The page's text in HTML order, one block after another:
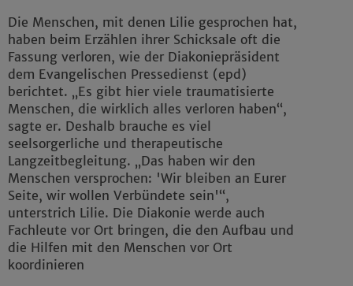
Die Menschen, mit denen Lilie gesprochen hat,
haben beim Erzählen ihrer Schicksale oft die
Fassung verloren, wie der Diakoniepräsident
dem Evangelischen Pressedienst (epd)
berichtet. „Es gibt hier viele traumatisierte
Menschen, die wirklich alles verloren haben“,
sagte er. Deshalb brauche es viel
seelsorgerliche und therapeutische
Langzeitbegleitung. „Das haben wir den
Menschen versprochen: 'Wir bleiben an Eurer
Seite, wir wollen Verbündete sein'“,
unterstrich Lilie. Die Diakonie werde auch
Fachleute vor Ort bringen, die den Aufbau und
die Hilfen mit den Menschen vor Ort
koordinieren